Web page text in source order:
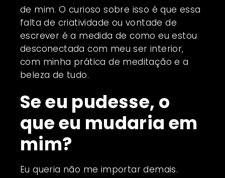
de mim. O curioso sobre isso é que essa
falta de criatividade ou vontade de
escrever é a medida de como eu estou
desconectada com meu ser interior,
com minha prática de meditação e a
beleza de tudo.
Se eu pudesse, o
que eu mudaria em
mim?
Eu queria não me importar demais.